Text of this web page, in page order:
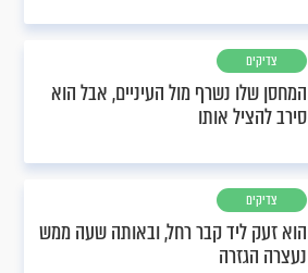
צדיקים
המחסן שלו נשרף מול העיניים, אבל הוא
סירב להציל אותו
צדיקים
הוא זעק ליד קבר רחל, ובאותה שעה ממש
נעצרה הגזרה